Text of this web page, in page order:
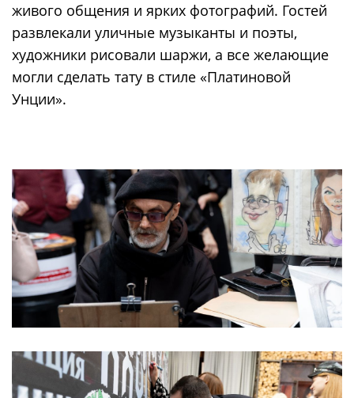
живого общения и ярких фотографий. Гостей
развлекали уличные музыканты и поэты,
художники рисовали шаржи, а все желающие
могли сделать тату в стиле «Платиновой
Унции».